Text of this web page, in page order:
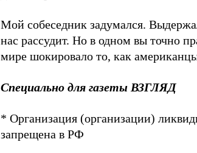
Мой собеседник задумался.
нас рассудит. Но в одном вы точно
мире шокировало то, как
Специально для газеты ВЗГЛЯД
* Организация (организации)
запрещена в РФ